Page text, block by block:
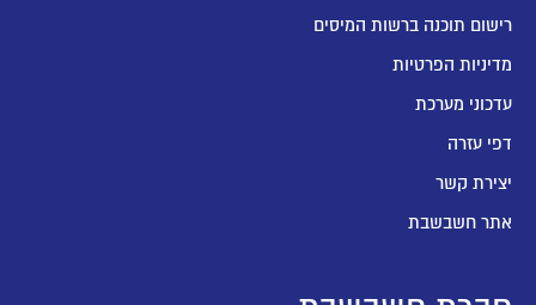
רישום תוכנה ברשות המיסים
מדיניות הפרטיות
עדכוני מערכת
דפי עזרה
יצירת קשר
אתר חשבשבת